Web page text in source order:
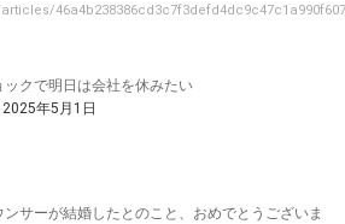
クで明日は会社を休みたい
2025年5月1日
サーが結婚したとのこと、おめでとうございま